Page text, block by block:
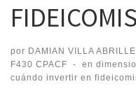
por DAMIAN VILLA
F430 CPACF
- en
cuándo invertir en